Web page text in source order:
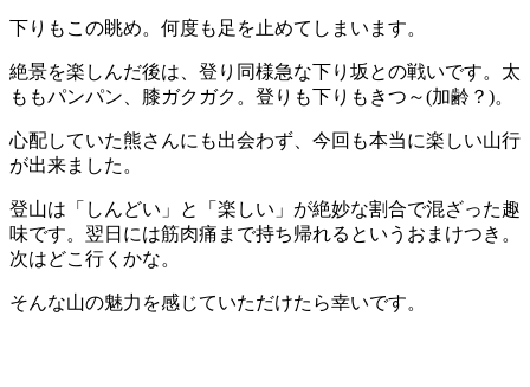
下りもこの眺め。何度も足を止めてしまいます。
絶景を楽しんだ後は、登り同様急な下り坂との戦いです。太
ももパンパン、膝ガクガク。登りも下りもきつ～(加齢？)。
心配していた熊さんにも出会わず、今回も本当に楽しい山行
が出来ました。
登山は「しんどい」と「楽しい」が絶妙な割合で混ざった趣
味です。翌日には筋肉痛まで持ち帰れるというおまけつき。
次はどこ行くかな。
そんな山の魅力を感じていただけたら幸いです。